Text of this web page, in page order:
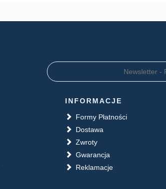
INFORMACJE
Formy Płatności
Dostawa
Zwroty
Gwarancja
Reklamacje